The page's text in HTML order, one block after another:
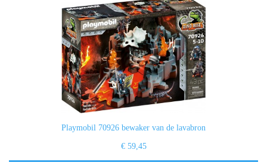
Playmobil 70926 bewaker van de lavabron
€ 59,45